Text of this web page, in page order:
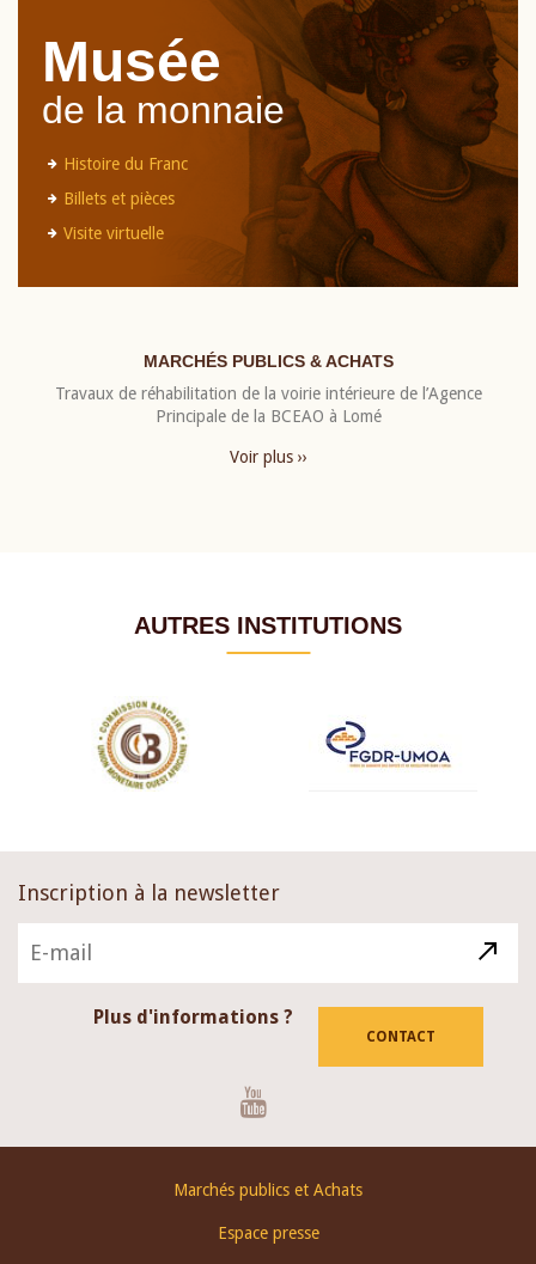
Musée
de la monnaie
Histoire du Franc
Billets et pièces
Visite virtuelle
MARCHÉS PUBLICS & ACHATS
Travaux de réhabilitation de la voirie intérieure de l’Agence
Principale de la BCEAO à Lomé
Voir plus ››
AUTRES INSTITUTIONS
Inscription à la newsletter
Plus d'informations ?
CONTACT
Marchés publics et Achats
Espace presse